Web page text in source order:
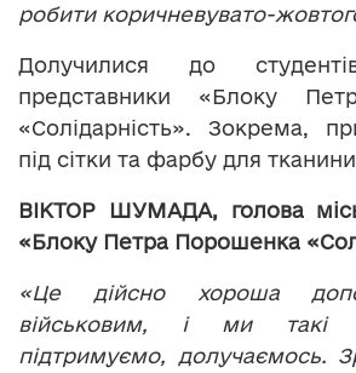
робити коричневувато-
Долучилися до
представники «Блоку
«Солідарність». Зокрема,
під сітки та фарбу для
ВІКТОР ШУМАДА, голова
«Блоку Петра Порошенка
«Це дійсно хороша
військовим, і ми такі
підтримуємо, долучаємось.